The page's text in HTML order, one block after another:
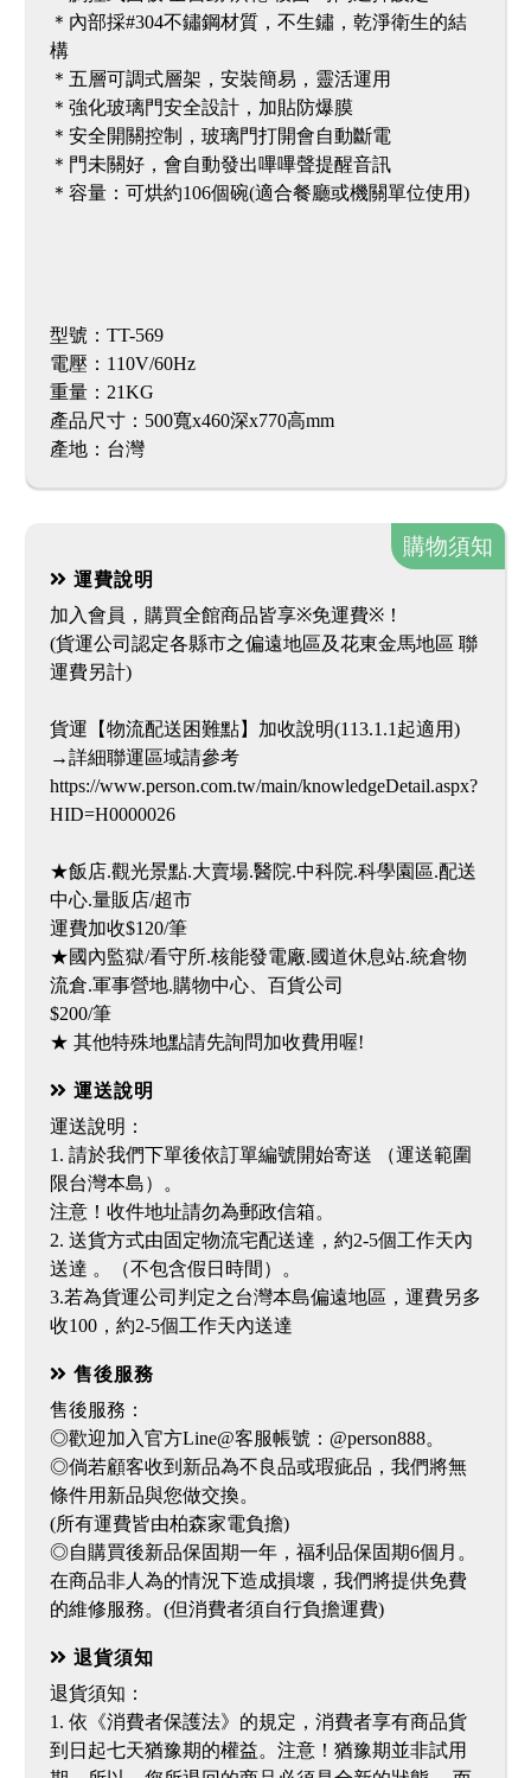
＊內部採#304不鏽鋼材質，不生鏽，乾淨衛生的結
構
＊五層可調式層架，安裝簡易，靈活運用
＊強化玻璃門安全設計，加貼防爆膜
＊安全開關控制，玻璃門打開會自動斷電
＊門未關好，會自動發出嗶嗶聲提醒音訊
＊容量：可烘約106個碗(適合餐廳或機關單位使用)
型號：TT-569
電壓：110V/60Hz
重量：21KG
產品尺寸：500寬x460深x770高mm
產地：台灣
購物須知
運費說明
加入會員，購買全館商品皆享※免運費※！
(貨運公司認定各縣市之偏遠地區及花東金馬地區 聯
運費另計)
貨運【物流配送困難點】加收說明(113.1.1起適用)
→詳細聯運區域請參考
https://www.person.com.tw/main/knowledgeDetail.aspx?
HID=H0000026
★飯店.觀光景點.大賣場.醫院.中科院.科學園區.配送
中心.量販店/超市
運費加收$120/筆
★國內監獄/看守所.核能發電廠.國道休息站.統倉物
流倉.軍事營地.購物中心、百貨公司
$200/筆
★ 其他特殊地點請先詢問加收費用喔!
運送說明
運送說明：
1. 請於我們下單後依訂單編號開始寄送 （運送範圍
限台灣本島）。
注意！收件地址請勿為郵政信箱。
2. 送貨方式由固定物流宅配送達，約2-5個工作天內
送達 。（不包含假日時間）。
3.若為貨運公司判定之台灣本島偏遠地區，運費另多
收100，約2-5個工作天內送達
售後服務
售後服務：
◎歡迎加入官方Line@客服帳號：@person888。
◎倘若顧客收到新品為不良品或瑕疵品，我們將無
條件用新品與您做交換。
(所有運費皆由柏森家電負擔)
◎自購買後新品保固期一年，福利品保固期6個月。
在商品非人為的情況下造成損壞，我們將提供免費
的維修服務。(但消費者須自行負擔運費)
退貨須知
退貨須知：
1. 依《消費者保護法》的規定，消費者享有商品貨
到日起七天猶豫期的權益。注意！猶豫期並非試用